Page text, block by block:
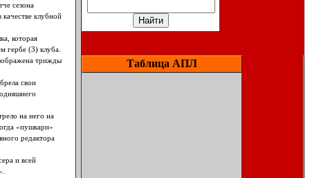
сезона
клубной
которая
гербе (3) клуба.
трижды
свои
на него на
«пушкари»
редактора
и всей
Таблица АПЛ